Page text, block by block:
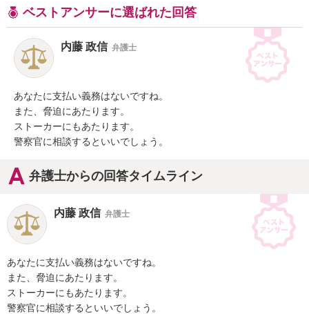
ベストアンサーに選ばれた回答
内藤 政信 弁護士
あなたに支払い義務はないですね。
また、脅迫にあたります。
ストーカーにもあたります。
警察官に相談するといいでしょう。
弁護士からの回答タイムライン
内藤 政信 弁護士
あなたに支払い義務はないですね。
また、脅迫にあたります。
ストーカーにもあたります。
警察官に相談するといいでしょう。